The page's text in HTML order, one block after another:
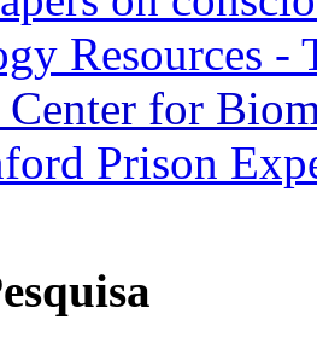
Resources -
for
Prison